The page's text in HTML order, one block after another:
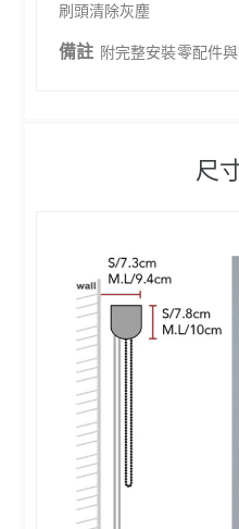
刷頭清除灰塵
備註 附完整安裝零配件
尺